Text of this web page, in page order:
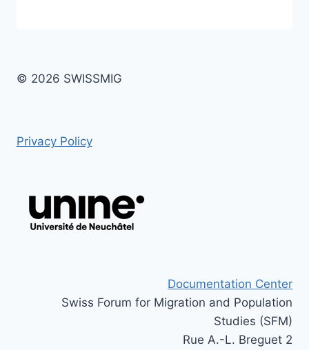
© 2026 SWISSMIG
Privacy Policy
Documentation Center
Swiss Forum for Migration and Population
Studies (SFM)
Rue A.-L. Breguet 2